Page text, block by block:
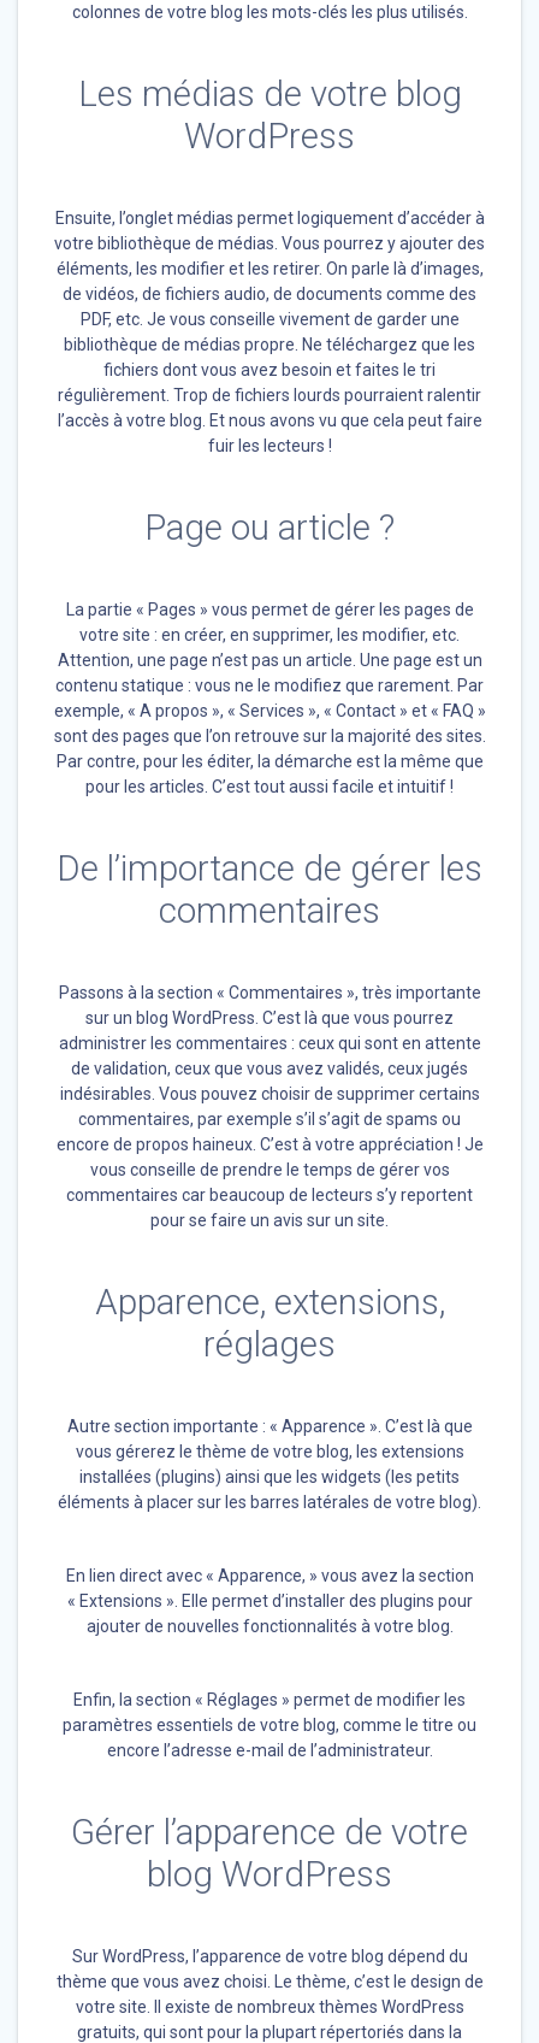
colonnes de votre blog les mots-clés les plus utilisés.
Les médias de votre blog
WordPress
Ensuite, l’onglet médias permet logiquement d’accéder à
votre bibliothèque de médias. Vous pourrez y ajouter des
éléments, les modifier et les retirer. On parle là d’images,
de vidéos, de fichiers audio, de documents comme des
PDF, etc. Je vous conseille vivement de garder une
bibliothèque de médias propre. Ne téléchargez que les
fichiers dont vous avez besoin et faites le tri
régulièrement. Trop de fichiers lourds pourraient ralentir
l’accès à votre blog. Et nous avons vu que cela peut faire
fuir les lecteurs !
Page ou article ?
La partie « Pages » vous permet de gérer les pages de
votre site : en créer, en supprimer, les modifier, etc.
Attention, une page n’est pas un article. Une page est un
contenu statique : vous ne le modifiez que rarement. Par
exemple, « A propos », « Services », « Contact » et « FAQ »
sont des pages que l’on retrouve sur la majorité des sites.
Par contre, pour les éditer, la démarche est la même que
pour les articles. C’est tout aussi facile et intuitif !
De l’importance de gérer les
commentaires
Passons à la section « Commentaires », très importante
sur un blog WordPress. C’est là que vous pourrez
administrer les commentaires : ceux qui sont en attente
de validation, ceux que vous avez validés, ceux jugés
indésirables. Vous pouvez choisir de supprimer certains
commentaires, par exemple s’il s’agit de spams ou
encore de propos haineux. C’est à votre appréciation ! Je
vous conseille de prendre le temps de gérer vos
commentaires car beaucoup de lecteurs s’y reportent
pour se faire un avis sur un site.
Apparence, extensions,
réglages
Autre section importante : « Apparence ». C’est là que
vous gérerez le thème de votre blog, les extensions
installées (plugins) ainsi que les widgets (les petits
éléments à placer sur les barres latérales de votre blog).
En lien direct avec « Apparence, » vous avez la section
« Extensions ». Elle permet d’installer des plugins pour
ajouter de nouvelles fonctionnalités à votre blog.
Enfin, la section « Réglages » permet de modifier les
paramètres essentiels de votre blog, comme le titre ou
encore l’adresse e-mail de l’administrateur.
Gérer l’apparence de votre
blog WordPress
Sur WordPress, l’apparence de votre blog dépend du
thème que vous avez choisi. Le thème, c’est le design de
votre site. Il existe de nombreux thèmes WordPress
gratuits, qui sont pour la plupart répertoriés dans la